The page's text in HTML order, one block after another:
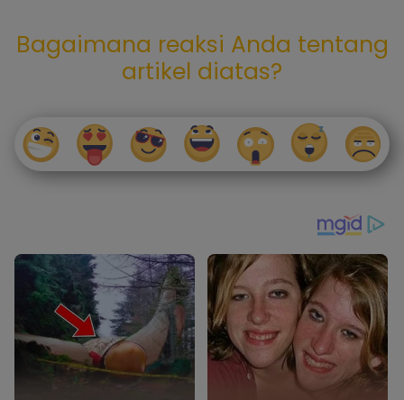
Bagaimana reaksi Anda tentang
artikel diatas?